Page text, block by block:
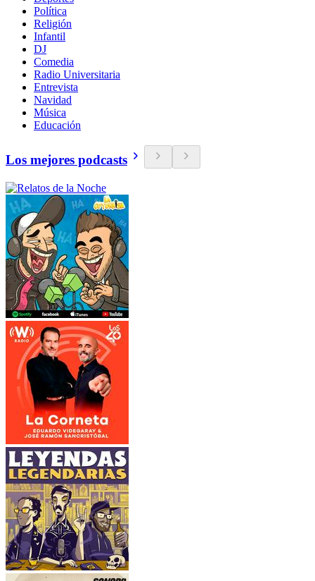
Política
Religión
Infantil
DJ
Comedia
Radio Universitaria
Entrevista
Navidad
Música
Educación
Los mejores podcasts